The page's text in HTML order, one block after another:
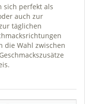
sich perfekt als
auch zur
täglichen
die Wahl zwischen